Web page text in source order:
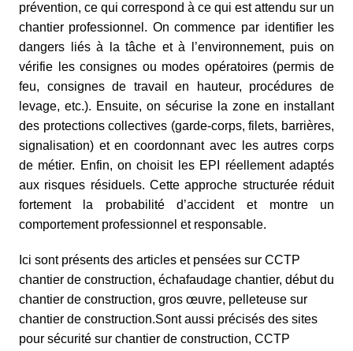
prévention, ce qui correspond à ce qui est attendu sur un
chantier professionnel. On commence par identifier les
dangers liés à la tâche et à l’environnement, puis on
vérifie les consignes ou modes opératoires (permis de
feu, consignes de travail en hauteur, procédures de
levage, etc.). Ensuite, on sécurise la zone en installant
des protections collectives (garde-corps, filets, barrières,
signalisation) et en coordonnant avec les autres corps
de métier. Enfin, on choisit les EPI réellement adaptés
aux risques résiduels. Cette approche structurée réduit
fortement la probabilité d’accident et montre un
comportement professionnel et responsable.
Ici sont présents des articles et pensées sur CCTP
chantier de construction, échafaudage chantier, début du
chantier de construction, gros œuvre, pelleteuse sur
chantier de construction.Sont aussi précisés des sites
pour sécurité sur chantier de construction, CCTP